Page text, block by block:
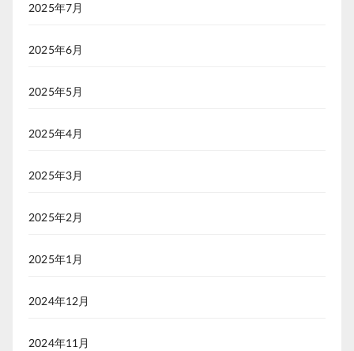
2025年7月
2025年6月
2025年5月
2025年4月
2025年3月
2025年2月
2025年1月
2024年12月
2024年11月